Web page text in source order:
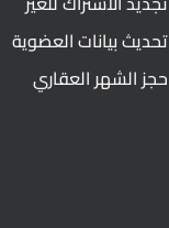
تحديث بيانات العضوية
حجز الشهر العقاري